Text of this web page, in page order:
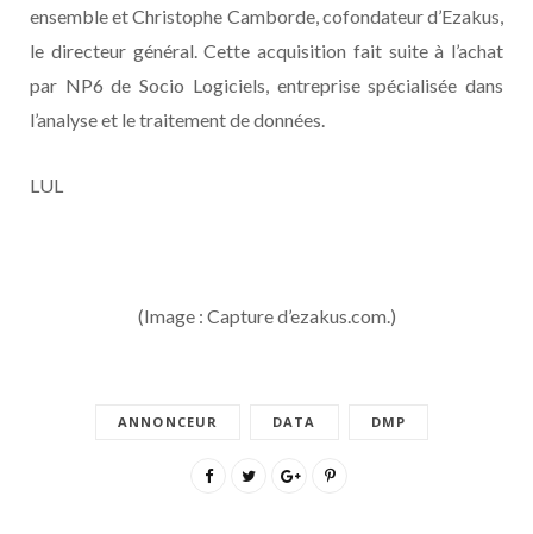
ensemble et Christophe Camborde, cofondateur d’Ezakus,
le directeur général. Cette acquisition fait suite à l’achat
par NP6 de Socio Logiciels, entreprise spécialisée dans
l’analyse et le traitement de données.
LUL
(Image : Capture d’ezakus.com.)
ANNONCEUR DATA DMP